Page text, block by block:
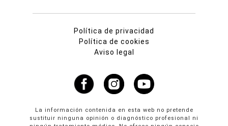
Política de privacidad
Política de cookies
Aviso legal
La información contenida en esta web no pretende
sustituir ninguna opinión o diagnóstico profesional ni